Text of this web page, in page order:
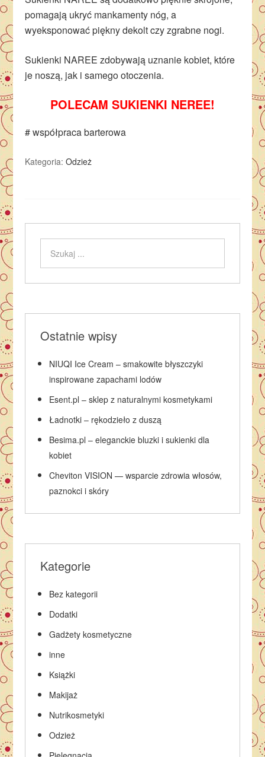
pomagają ukryć mankamenty nóg, a
wyeksponować piękny dekolt czy zgrabne nogi.
Sukienki NAREE zdobywają uznanie kobiet, które
je noszą, jak i samego otoczenia.
POLECAM SUKIENKI NEREE!
# współpraca barterowa
Kategoria:Odzież
Ostatnie wpisy
NIUQI Ice Cream – smakowite błyszczyki
inspirowane zapachami lodów
Esent.pl – sklep z naturalnymi kosmetykami
Ładnotki – rękodzieło z duszą
Besima.pl – eleganckie bluzki i sukienki dla
kobiet
Cheviton VISION — wsparcie zdrowia włosów,
paznokci i skóry
Kategorie
Bez kategorii
Dodatki
Gadżety kosmetyczne
inne
Książki
Makijaż
Nutrikosmetyki
Odzież